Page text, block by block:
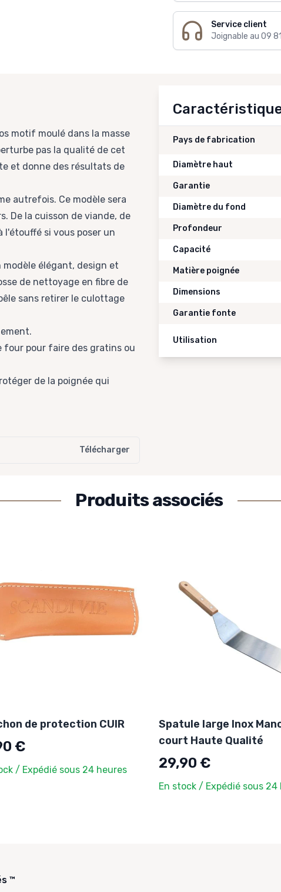
Service client
Joignable au 09
motif moulé dans la masse
pas la qualité de cet
et donne des résultats de
autrefois. Ce modèle sera
De la cuisson de viande, de
l'étouffé si vous poser un
élégant, design et
de nettoyage en fibre de
sans retirer le culottage
four pour faire des gratins ou
de la poignée qui
Télécharger
Pays de fabrication
Diamètre haut
Garantie
Diamètre du fond
Profondeur
Capacité
Matière poignée
Dimensions
Garantie fonte
Utilisation
Produits associés
de protection CUIR
€
/ Expédié sous 24 heures
Spatule large Inox
court Haute Qualité
29,90 €
En stock / Expédié sous 24
™